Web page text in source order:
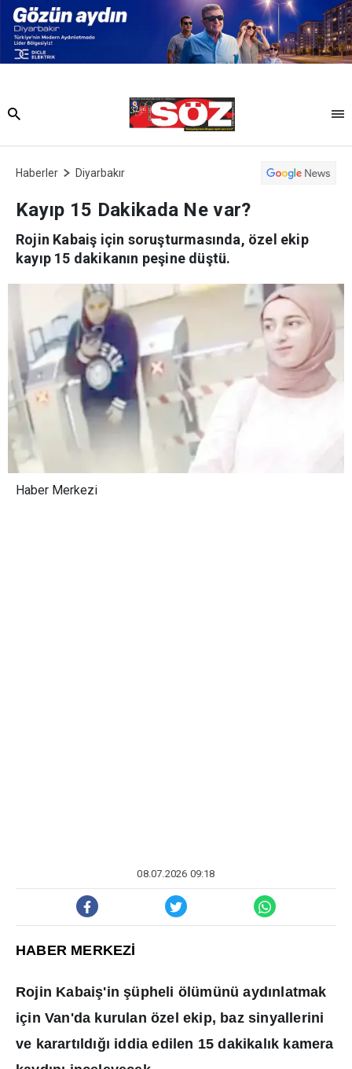
Haberler Diyarbakır
Kayıp 15 Dakikada Ne var?
Rojin Kabaiş için soruşturmasında, özel ekip
kayıp 15 dakikanın peşine düştü.
Haber Merkezi
08.07.2026 09:18
HABER MERKEZİ
Rojin Kabaiş'inşüpheli ölümünü ayd ınlatmak
için Van'da kurulan özel ekip, baz sinyallerini
ve karartı ld ığı iddia edilen 15 dakikal ı k kamera